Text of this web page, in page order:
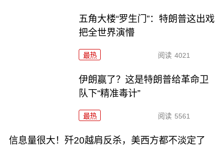
五角大楼“罗生门”：特朗普这出戏
把全世界演懵
最热 阅读 4021
伊朗赢了？这是特朗普给革命卫
队下“精准毒计”
最热 阅读 5561
信息量很大！歼20越肩反杀，美西方都不淡定了